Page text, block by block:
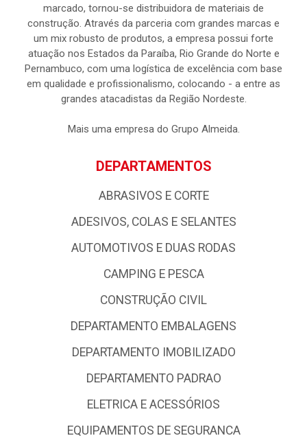
marcado, tornou-se distribuidora de materiais de
construção. Através da parceria com grandes marcas e
um mix robusto de produtos, a empresa possui forte
atuação nos Estados da Paraíba, Rio Grande do Norte e
Pernambuco, com uma logística de excelência com base
em qualidade e profissionalismo, colocando - a entre as
grandes atacadistas da Região Nordeste.
Mais uma empresa do Grupo Almeida.
DEPARTAMENTOS
ABRASIVOS E CORTE
ADESIVOS, COLAS E SELANTES
AUTOMOTIVOS E DUAS RODAS
CAMPING E PESCA
CONSTRUÇÃO CIVIL
DEPARTAMENTO EMBALAGENS
DEPARTAMENTO IMOBILIZADO
DEPARTAMENTO PADRAO
ELETRICA E ACESSÓRIOS
EQUIPAMENTOS DE SEGURANCA